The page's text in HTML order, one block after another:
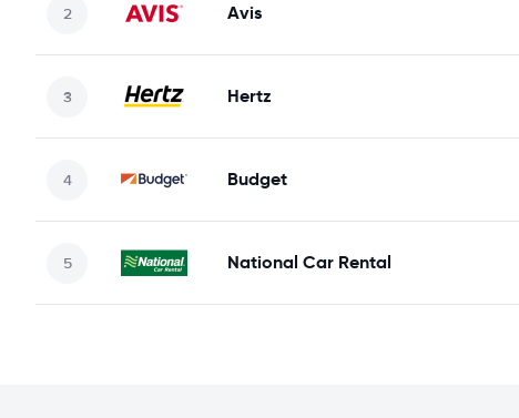
Avis
Hertz
Budget
National Car Rental